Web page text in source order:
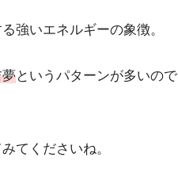
強いエネルギーの象徴。
というパターンが多いので
てくださいね。